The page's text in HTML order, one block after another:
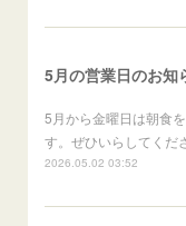
5月の営業日のお知
5月から金曜日は朝食
す。ぜひいらしてくだ
2026.05.02 03:52